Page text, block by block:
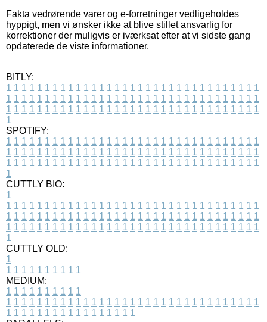
Fakta vedrørende varer og e-forretninger vedligeholdes
hyppigt, men vi ønsker ikke at blive stillet ansvarlig for
korrektioner der muligvis er iværksat efter at vi sidste gang
opdaterede de viste informationer.
BITLY:
1 1 1 1 1 1 1 1 1 1 1 1 1 1 1 1 1 1 1 1 1 1 1 1 1 1 1 1 1 1 1 1 1
1 1 1 1 1 1 1 1 1 1 1 1 1 1 1 1 1 1 1 1 1 1 1 1 1 1 1 1 1 1 1 1 1
1 1 1 1 1 1 1 1 1 1 1 1 1 1 1 1 1 1 1 1 1 1 1 1 1 1 1 1 1 1 1 1 1
1
SPOTIFY:
1 1 1 1 1 1 1 1 1 1 1 1 1 1 1 1 1 1 1 1 1 1 1 1 1 1 1 1 1 1 1 1 1
1 1 1 1 1 1 1 1 1 1 1 1 1 1 1 1 1 1 1 1 1 1 1 1 1 1 1 1 1 1 1 1 1
1 1 1 1 1 1 1 1 1 1 1 1 1 1 1 1 1 1 1 1 1 1 1 1 1 1 1 1 1 1 1 1 1
1
CUTTLY BIO:
1
1 1 1 1 1 1 1 1 1 1 1 1 1 1 1 1 1 1 1 1 1 1 1 1 1 1 1 1 1 1 1 1 1
1 1 1 1 1 1 1 1 1 1 1 1 1 1 1 1 1 1 1 1 1 1 1 1 1 1 1 1 1 1 1 1 1
1 1 1 1 1 1 1 1 1 1 1 1 1 1 1 1 1 1 1 1 1 1 1 1 1 1 1 1 1 1 1 1 1
1
CUTTLY OLD:
1
1 1 1 1 1 1 1 1 1 1
MEDIUM:
1 1 1 1 1 1 1 1 1 1
1 1 1 1 1 1 1 1 1 1 1 1 1 1 1 1 1 1 1 1 1 1 1 1 1 1 1 1 1 1 1 1 1
1 1 1 1 1 1 1 1 1 1 1 1 1 1 1 1 1